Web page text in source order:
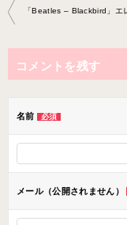
投
稿
ナ
ビ
ョ
ン
コメントを残す
名前 必須
メール（公開されません）